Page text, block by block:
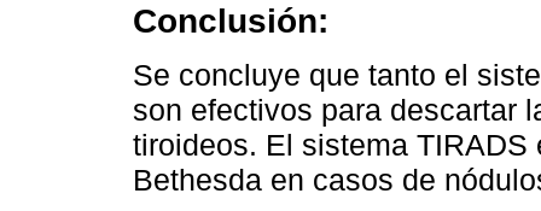
Conclusión:
Se concluye que tanto el
son efectivos para descartar
tiroideos. El sistema
Bethesda en casos de